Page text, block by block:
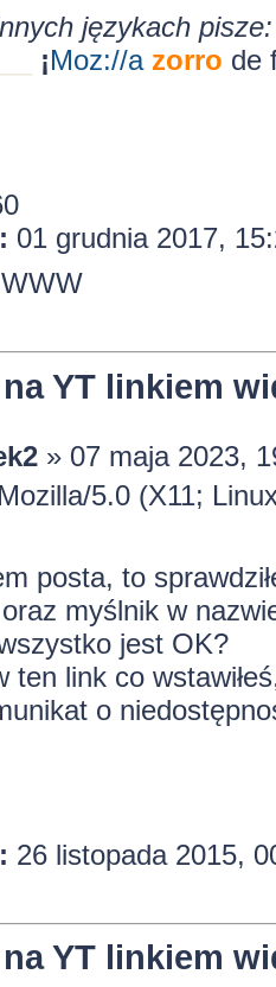
językach pisze:
¡Moz://a zorro de
01 grudnia 2017,
na YT linkiem
» 07 maja 2023,
5.0 (X11;
posta, to
myślnik w
jest OK?
ten link co
o
26 listopada 2015,
na YT linkiem